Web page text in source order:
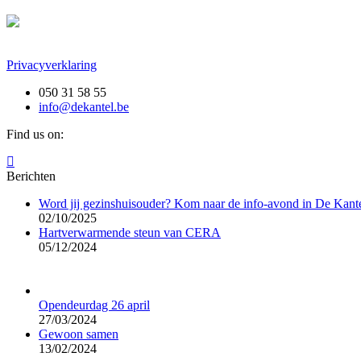
Privacyverklaring
050 31 58 55
info@dekantel.be
Find us on:
page
window
Berichten
Word jij gezinshuisouder? Kom naar de info-avond in De
02/10/2025
Hartverwarmende steun van CERA
05/12/2024
Opendeurdag 26 april
27/03/2024
Gewoon samen
13/02/2024